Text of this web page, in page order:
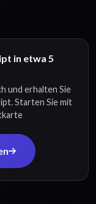
in etwa 5
und erhalten Sie
Starten Sie mit